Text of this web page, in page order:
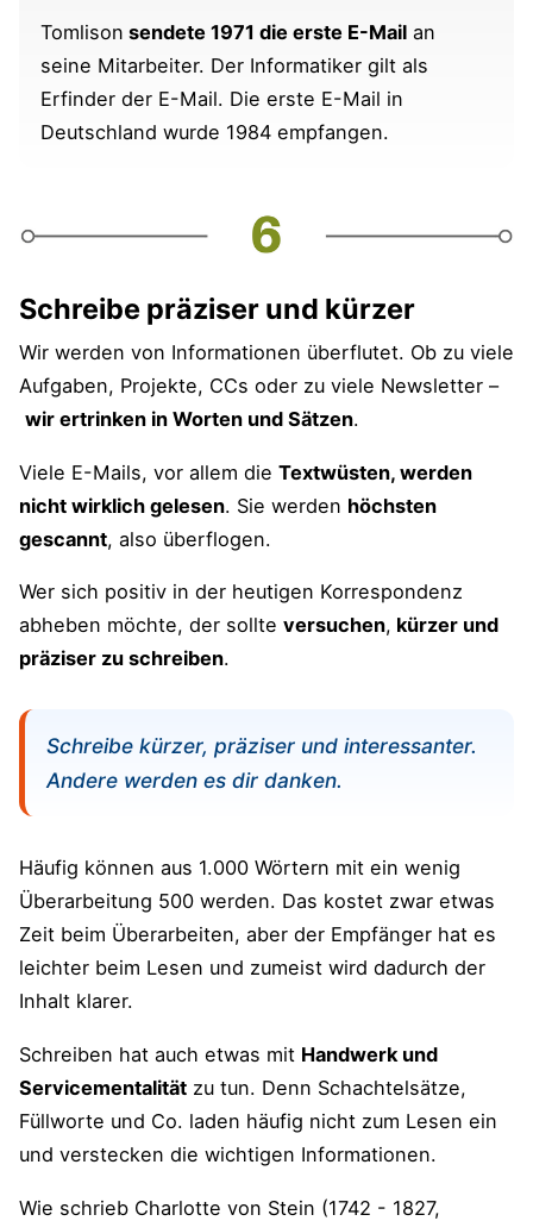
Tomlison sendete 1971 die erste E-Mail an
seine Mitarbeiter. Der Informatiker gilt als
Erfinder der E-Mail. Die erste E-Mail in
Deutschland wurde 1984 empfangen.
Schreibe präziser und kürzer
Wir werden von Informationen überflutet. Ob zu viele
Aufgaben, Projekte, CCs oder zu viele Newsletter –
wir ertrinken in Worten und Sätzen.
Viele E-Mails, vor allem die Textwüsten, werden
nicht wirklich gelesen. Sie werden höchsten
gescannt, also überflogen.
Wer sich positiv in der heutigen Korrespondenz
abheben möchte, der sollte versuchen, kürzer und
präziser zu schreiben.
Schreibe kürzer, präziser und interessanter.
Andere werden es dir danken.
Häufig können aus 1.000 Wörtern mit ein wenig
Überarbeitung 500 werden. Das kostet zwar etwas
Zeit beim Überarbeiten, aber der Empfänger hat es
leichter beim Lesen und zumeist wird dadurch der
Inhalt klarer.
Schreiben hat auch etwas mit Handwerk und
Servicementalität zu tun. Denn Schachtelsätze,
Füllworte und Co. laden häufig nicht zum Lesen ein
und verstecken die wichtigen Informationen.
Wie schrieb Charlotte von Stein (1742 - 1827,